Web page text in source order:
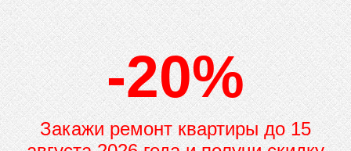
-20%
Закажи ремонт квартиры до15